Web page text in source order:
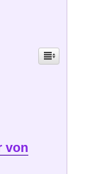
von